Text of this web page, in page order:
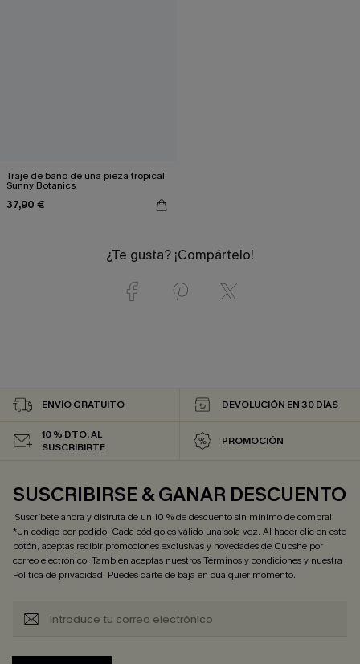
Traje de baño de una pieza tropical
Sunny Botanics
37,90 €
¿Te gusta? ¡Compártelo!
ENVÍO GRATUITO DEVOLUCIÓN EN 30 DÍAS
10 % DTO. AL
SUSCRIBIRTE
PROMOCIÓN
SUSCRIBIRSE & GANAR DESCUENTO
¡Suscríbete ahora y disfruta de un 10 % de descuento sin mínimo de compra!
*Un código por pedido. Cada código es válido una sola vez. Al hacer clic en este
botón, aceptas recibir promociones exclusivas y novedades de Cupshe por
correo electrónico. También aceptas nuestrosTérminos y condicionesy nuestra
Política de privacidad. Puedes darte de baja en cualquier momento.